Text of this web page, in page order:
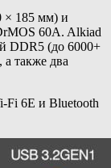
× 185 мм) и
60A. Alkiad
DDR5 (до 6000+
также два
Fi 6E и Bluetooth